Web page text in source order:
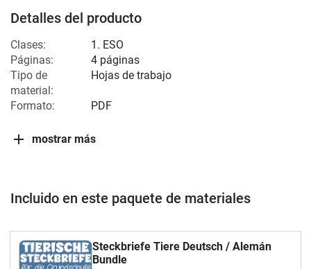
Detalles del producto
Clases:
1. ESO
Páginas:
4 páginas
Tipo de
material:
Hojas de trabajo
Formato: PDF
mostrar más
Incluido en este paquete de materiales
Steckbriefe Tiere Deutsch / Alemán
Bundle